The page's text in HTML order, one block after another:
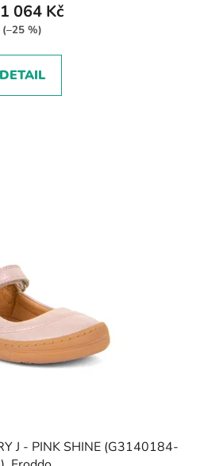
1 064 Kč
(–25 %)
DETAIL
J - PINK SHINE (G3140184-